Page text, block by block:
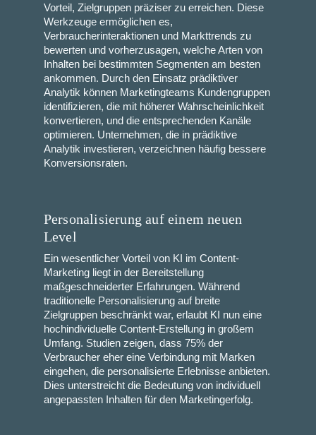
Vorteil, Zielgruppen präziser zu erreichen. Diese
Werkzeuge ermöglichen es,
Verbraucherinteraktionen und Markttrends zu
bewerten und vorherzusagen, welche Arten von
Inhalten bei bestimmten Segmenten am besten
ankommen. Durch den Einsatz prädiktiver
Analytik können Marketingteams Kundengruppen
identifizieren, die mit höherer Wahrscheinlichkeit
konvertieren, und die entsprechenden Kanäle
optimieren. Unternehmen, die in prädiktive
Analytik investieren, verzeichnen häufig bessere
Konversionsraten.
Personalisierung auf einem neuen
Level
Ein wesentlicher Vorteil von KI im Content-
Marketing liegt in der Bereitstellung
maßgeschneiderter Erfahrungen. Während
traditionelle Personalisierung auf breite
Zielgruppen beschränkt war, erlaubt KI nun eine
hochindividuelle Content-Erstellung in großem
Umfang. Studien zeigen, dass 75% der
Verbraucher eher eine Verbindung mit Marken
eingehen, die personalisierte Erlebnisse anbieten.
Dies unterstreicht die Bedeutung von individuell
angepassten Inhalten für den Marketingerfolg.